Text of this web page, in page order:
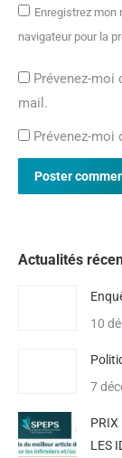
Enregistrez mon
navigateur pour la
Prévenez-moi
mail.
Prévenez-moi
Poster
Actualités
10
7
PRIX
LES